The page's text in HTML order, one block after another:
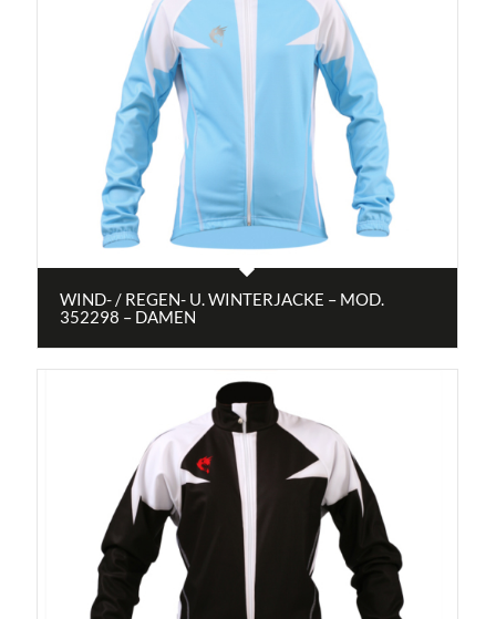
WIND- / REGEN- U. WINTERJACKE – MOD.
352298 – DAMEN